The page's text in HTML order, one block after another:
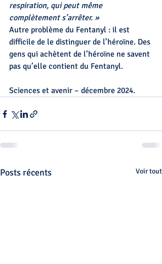
respiration, qui peut même
complètement s’arrêter. »
Autre problème du Fentanyl : il est
difficile de le distinguer de l’héroïne. Des
gens qui achètent de l’héroïne ne savent
pas qu’elle contient du Fentanyl.
Sciences et avenir – décembre 2024.
Posts récents Voir tout